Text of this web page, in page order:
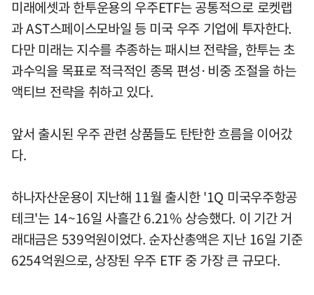
미래에셋과 한투운용의 우주ETF는 공통적으로 로켓랩
과 AST스페이스모바일 등 미국 우주 기업에 투자한다.
다만 미래는 지수를 추종하는 패시브 전략을, 한투는 초
과수익을 목표로 적극적인 종목 편성·비중 조절을 하는
액티브 전략을 취하고 있다.
앞서 출시된 우주 관련 상품들도 탄탄한 흐름을 이어갔
다.
하나자산운용이 지난해 11월 출시한 '1Q 미국우주항공
테크'는 14~16일 사흘간 6.21% 상승했다. 이 기간 거
래대금은 539억원이었다. 순자산총액은 지난 16일 기준
6254억원으로, 상장된 우주 ETF 중 가장 큰 규모다.